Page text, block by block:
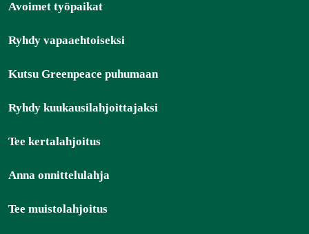
Avoimet työpaikat
Ryhdy vapaaehtoiseksi
Kutsu Greenpeace puhumaan
Ryhdy kuukausilahjoittajaksi
Tee kertalahjoitus
Anna onnittelulahja
Tee muistolahjoitus